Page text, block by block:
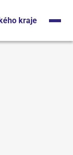
kraje